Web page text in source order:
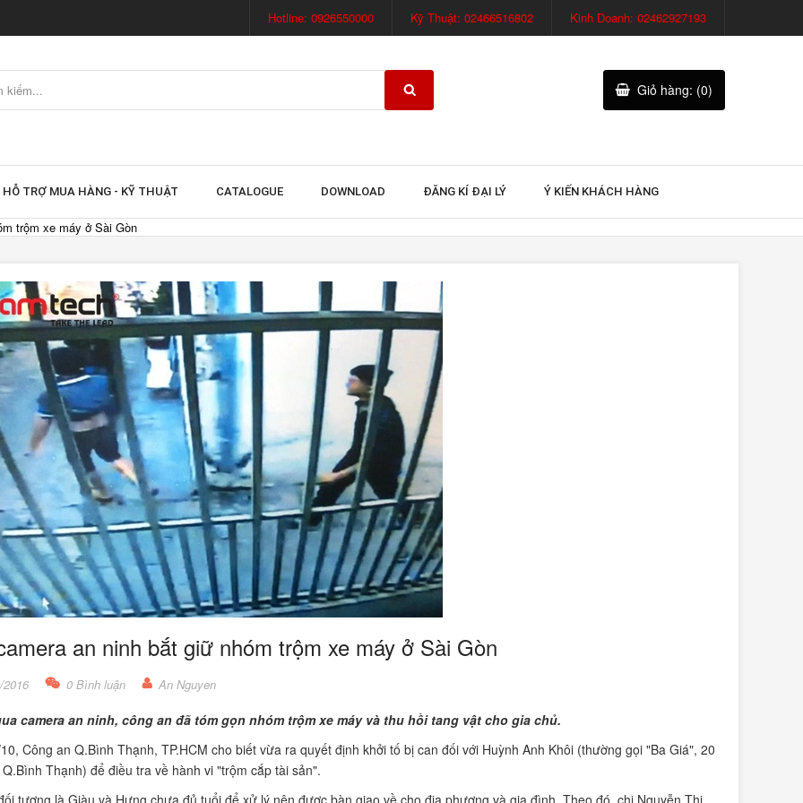
Hotline: 0926550000 Kỹ Thuật: 02466516802 Kinh Doanh: 02462927193
Giỏ hàng: (0)
HỖ TRỢ MUA HÀNG - KỸ THUẬT CATALOGUE DOWNLOAD ĐĂNG KÍ ĐẠI LÝ Ý KIẾN KHÁCH HÀNG
trộm xe máy ở Sài Gòn
an ninh bắt giữ nhóm trộm xe máy ở Sài Gòn
2016 0 Bình luận An Nguyen
camera an ninh, công an đã tóm gọn nhóm trộm xe máy và thu hồi tang vật cho gia chủ.
Công an Q.Bình Thạnh, TP.HCM cho biết vừa ra quyết định khởi tố bị can đối với Huỳnh Anh Khôi (thường gọi "Ba Giá", 20
Thạnh) để điều tra về hành vi "trộm cắp tài sản".
tượng là Giàu và Hưng chưa đủ tuổi để xử lý nên được bàn giao về cho địa phương và gia đình. Theo đó, chị Nguyễn Thị